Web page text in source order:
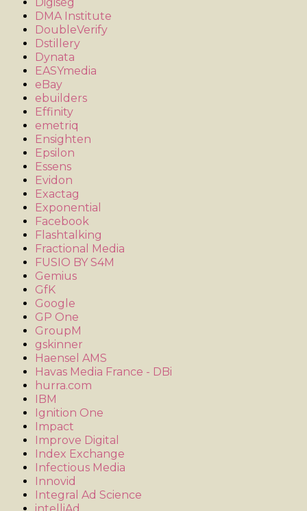
DMA Institute
DoubleVerify
Dstillery
Dynata
EASYmedia
eBay
ebuilders
Effinity
emetriq
Ensighten
Epsilon
Essens
Evidon
Exactag
Exponential
Facebook
Flashtalking
Fractional Media
FUSIO BY S4M
Gemius
GfK
Google
GP One
GroupM
gskinner
Haensel AMS
Havas Media France - DBi
hurra.com
IBM
Ignition One
Impact
Improve Digital
Index Exchange
Infectious Media
Innovid
Integral Ad Science